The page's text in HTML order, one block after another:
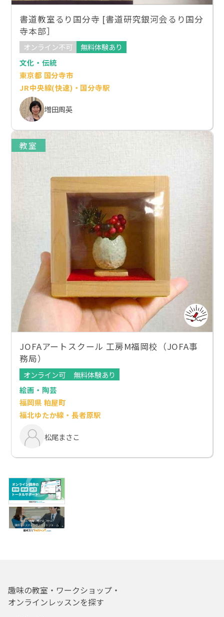
書道教室るり国分寺 [書道研究銀河会るり国分
寺本部］
オンライン不可
無料体験あり
文化・伝統
東京都 国分寺市
JR中央線(快速)・国分寺駅
増田周英
教室
JOFAアートスクール 工房M福岡校（JOFA事
務局）
オンライン可
無料体験あり
絵画・陶芸
福岡県 粕屋町
福北ゆたか線・長者原駅
松尾まさこ
趣味の教室・ワークショップ・
オンラインレッスンを探す